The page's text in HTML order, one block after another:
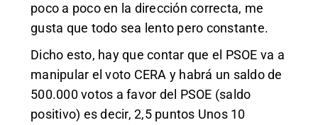
poco a poco en la dirección correcta, me
gusta que todo sea lento pero constante.
Dicho esto, hay que contar que el PSOE va a
manipular el voto CERA y habrá un saldo de
500.000 votos a favor del PSOE (saldo
positivo) es decir, 2,5 puntos Unos 10